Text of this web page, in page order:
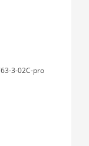
3-02C-pro